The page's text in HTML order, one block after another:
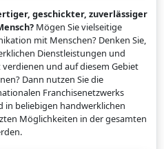
geschickter, zuverlässiger
Mögen Sie vielseitige
mit Menschen? Denken Sie,
Dienstleistungen und
und auf diesem Gebiet
Dann nutzen Sie die
Franchisenetzwerks
in beliebigen handwerklichen
Möglichkeiten in der gesamten